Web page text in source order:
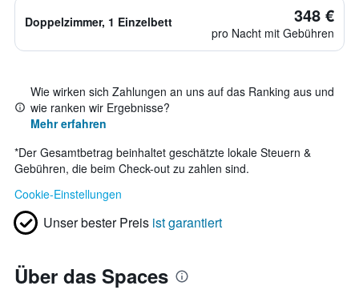
Doppelzimmer, 1 Einzelbett 348 €
pro Nacht mit Gebühren
Wie wirken sich Zahlungen an uns auf das Ranking aus und
wie ranken wir Ergebnisse?
Mehr erfahren
*Der Gesamtbetrag beinhaltet geschätzte lokale Steuern &
Gebühren, die beim Check-out zu zahlen sind.
Cookie-Einstellungen
Unser bester Preis ist garantiert
Über das Spaces